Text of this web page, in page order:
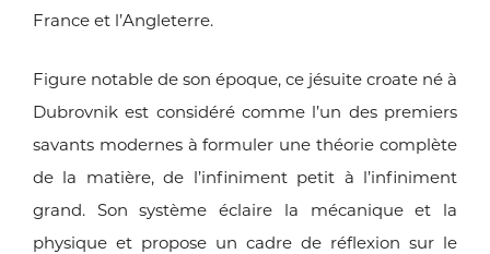
France et l’Angleterre.
Figure notable de son époque, ce jésuite croate né à
Dubrovnikest considéré comme l’un des premiers
savants modernes à formuler une théorie complète
de la matière, de l’infiniment petit à l’infiniment
grand. Son système éclaire la mécanique et la
physique et propose un cadre de réflexion sur le